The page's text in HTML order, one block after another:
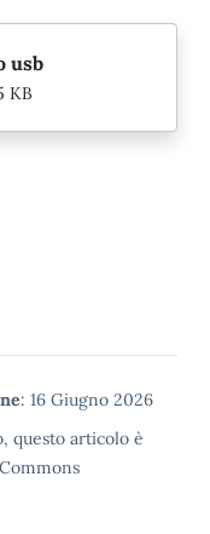
usb
KB
: 16 Giugno 2026
questo articolo è